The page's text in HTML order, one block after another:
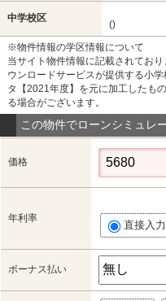
中学校区
()
※物件情報の学区情報について
当サイト物件情報に記載されてお
ウンロードサービスが提供する小
タ【2021年度】を元に加工したも
る場合がございます。
この物件でローンシミュレ
価格
年利率
直接入
ボーナス払い